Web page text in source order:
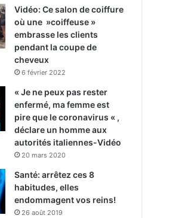
Vidéo: Ce salon de coiffure
où une »coiffeuse »
embrasse les clients
pendant la coupe de
cheveux
6 février 2022
« Je ne peux pas rester
enfermé, ma femme est
pire que le coronavirus « ,
déclare un homme aux
autorités italiennes-Vidéo
20 mars 2020
Santé: arrêtez ces 8
habitudes, elles
endommagent vos reins!
26 août 2019